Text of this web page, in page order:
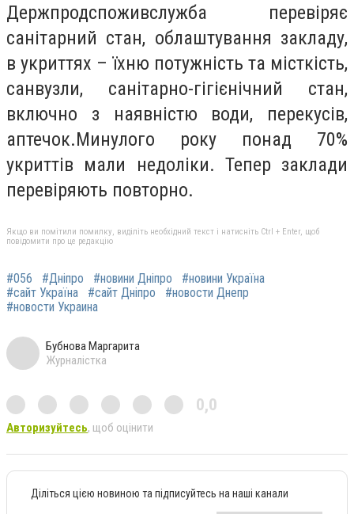
Держпродспоживслужба перевіряє
санітарний стан, облаштування закладу,
в укриттях – їхню потужність та місткість,
санвузли, санітарно-гігієнічний стан,
включно з наявністю води, перекусів,
аптечок.Минулого року понад 70%
укриттів мали недоліки. Тепер заклади
перевіряють повторно.
Якщо ви помітили помилку, виділіть необхідний текст і натисніть Ctrl + Enter, щоб
повідомити про це редакцію
#056 #Дніпро #новини Дніпро
#новини Україна
#сайт Україна
#сайт Дніпро
#новости Днепр
#новости Украина
Бубнова Маргарита
Журналістка
0,0
Авторизуйтесь, щоб оцінити
Діліться цією новиною та підписуйтесь на наші канали